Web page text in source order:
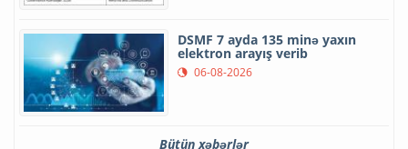
DSMF 7 ayda 135 minə yaxın
elektron arayış verib
06-08-2026
Bütün xəbərlər